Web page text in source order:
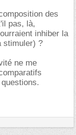
des
pas, là,
inhiber la
stimuler) ?
ne me